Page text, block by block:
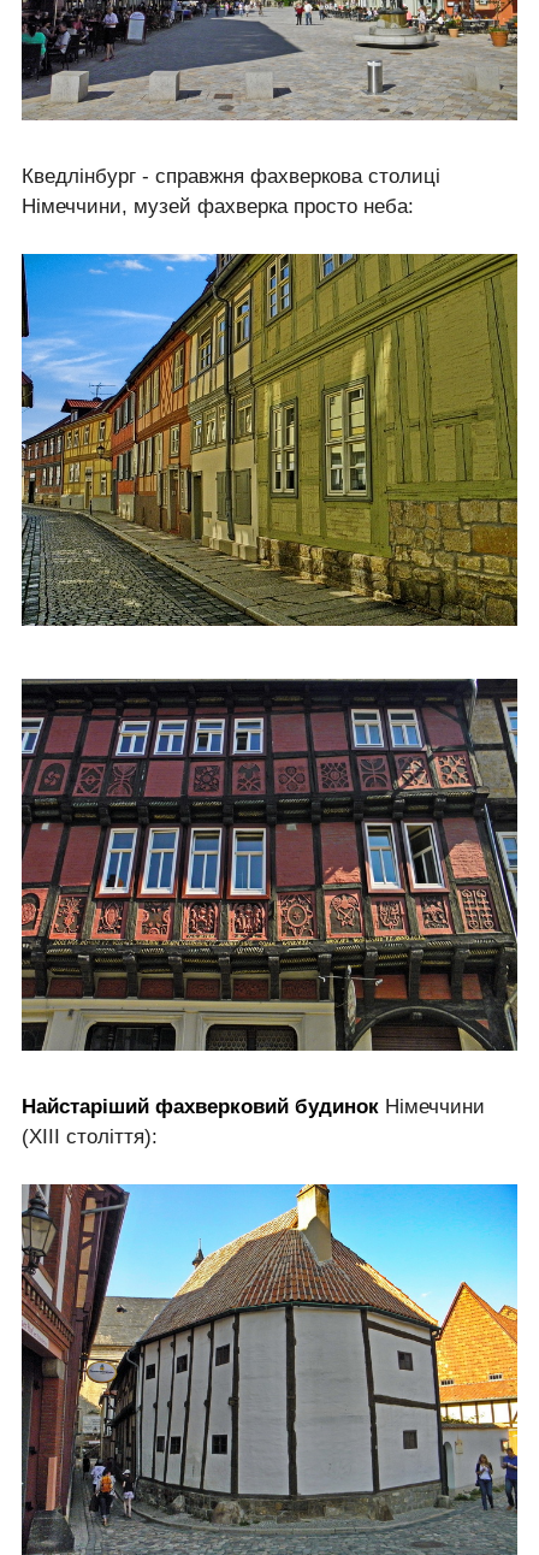
Кведлінбург - справжня фахверкова столиці
Німеччини, музей фахверка просто неба:
Найстаріший фахверковий будинок Німеччини
(ХІІІ століття):